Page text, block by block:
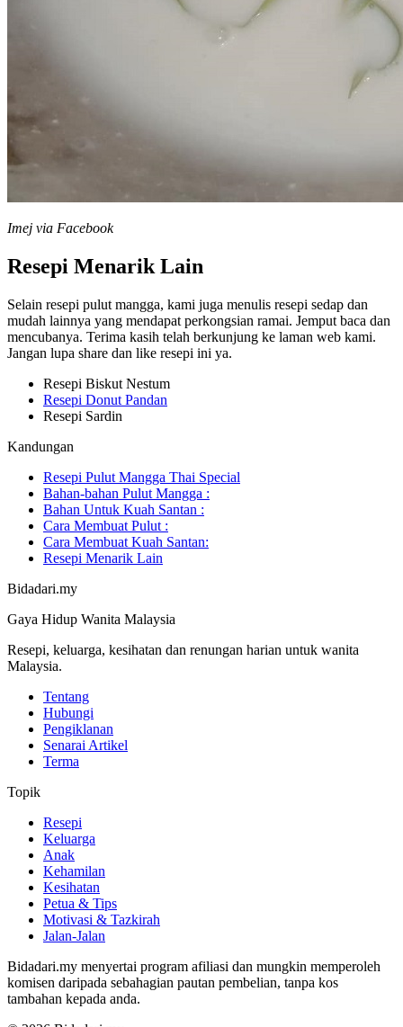
Imej via Facebook
Resepi Menarik Lain
Selain resepi pulut mangga, kami juga menulis resepi sedap dan
mudah lainnya yang mendapat perkongsian ramai. Jemput baca dan
mencubanya. Terima kasih telah berkunjung ke laman web kami.
Jangan lupa share dan like resepi ini ya.
Resepi Biskut Nestum
Resepi Donut Pandan
Resepi Sardin
Kandungan
Resepi Pulut Mangga Thai Special
Bahan-bahan Pulut Mangga :
Bahan Untuk Kuah Santan :
Cara Membuat Pulut :
Cara Membuat Kuah Santan:
Resepi Menarik Lain
Bidadari.my
Gaya Hidup Wanita Malaysia
Resepi, keluarga, kesihatan dan renungan harian untuk wanita
Malaysia.
Tentang
Hubungi
Pengiklanan
Senarai Artikel
Terma
Topik
Resepi
Keluarga
Anak
Kehamilan
Kesihatan
Petua & Tips
Motivasi & Tazkirah
Jalan-Jalan
Bidadari.my menyertai program afiliasi dan mungkin memperoleh
komisen daripada sebahagian pautan pembelian, tanpa kos
tambahan kepada anda.